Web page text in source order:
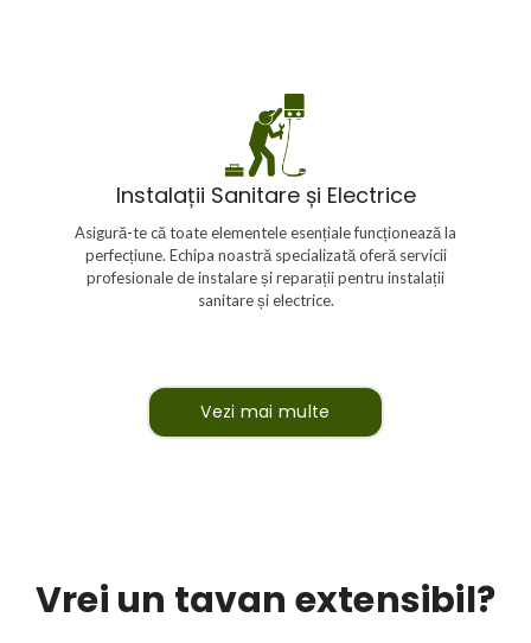
Instalații Sanitare și Electrice
Asigură-te că toate elementele esențiale funcționează la
perfecțiune. Echipa noastră specializată oferă servicii
profesionale de instalare și reparații pentru instalații
sanitare și electrice.
Instalații Sanitare și Electrice
electrice oferă servicii complete, de la instalare la
a sistemelor, respectând standardele de siguranță și
eficiență.
Vezi mai multe
Vrei un tavan extensibil?